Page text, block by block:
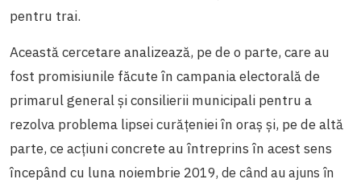
pentru trai.
Această cercetare analizează, pe de o parte, care au
fost promisiunile făcute în campania electorală de
primarul general și consilierii municipali pentru a
rezolva problema lipsei curățeniei în oraș și, pe de altă
parte, ce acțiuni concrete au întreprins în acest sens
începând cu luna noiembrie 2019, de când au ajuns în